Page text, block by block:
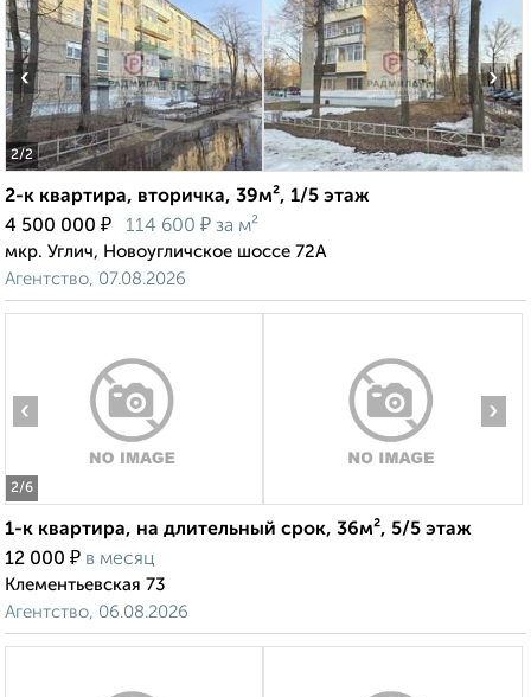
2/2
‹ ›
2-к квартира, вторичка, 39м², 1/5 этаж
4 500 000 ₽ 114 600 ₽ за м²
мкр. Углич, Новоугличское шоссе 72А
Агентство, 07.08.2026
2/6
‹ ›
1-к квартира, на длительный срок, 36м², 5/5 этаж
12 000 ₽ в месяц
Клементьевская 73
Агентство, 06.08.2026